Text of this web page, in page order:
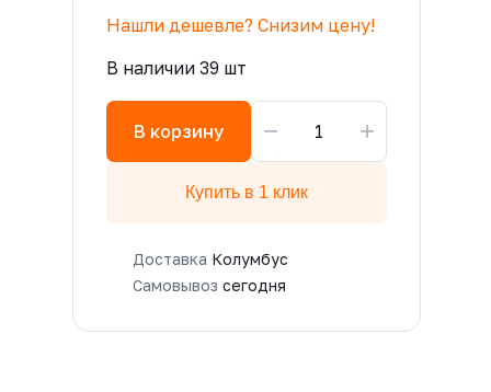
Нашли дешевле? Снизим цену!
В наличии 39 шт
В корзину − +
Купить в 1 клик
Доставка Колумбус
Самовывоз сегодня